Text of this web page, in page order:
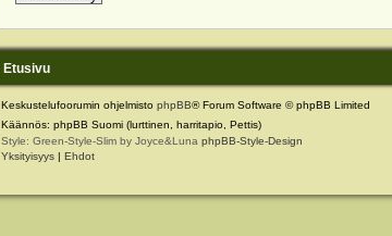
Etusivu
Keskustelufoorumin ohjelmisto phpBB® Forum Software © phpBB Limited
Käännös: phpBB Suomi (lurttinen, harritapio, Pettis)
Style: Green-Style-Slim by Joyce&Luna phpBB-Style-Design
Yksityisyys | Ehdot